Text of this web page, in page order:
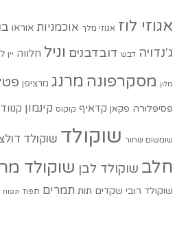
אגוזי לוז אגוזי מלך אוכמניות אוראו
ג'נדויה דבש דובדבנים וניל חלווה יין
מלון מסקרפונה מרנג מרציפן
פסיפלורה פקאן קדאיף קוקוס קינמון קנווד
שומשום שחור שוקולד שוקולד
חלב שוקולד לבן שוקולד
שוקולד רובי שקדים תות תמרים תפוז תפוח